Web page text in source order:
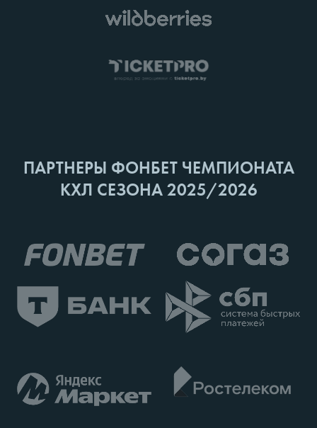
ПАРТНЕРЫ ФОНБЕТ ЧЕМПИОНАТА
КХЛ СЕЗОНА 2025/2026